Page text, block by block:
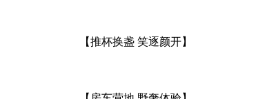
【推杯换盏 笑逐颜开】